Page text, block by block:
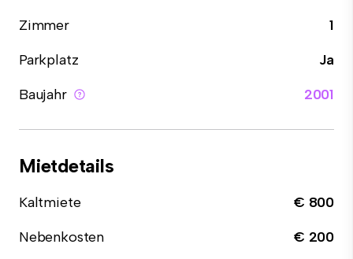
Zimmer
1
Parkplatz
Ja
Baujahr
2001
Mietdetails
Kaltmiete
€ 800
Nebenkosten
€ 200